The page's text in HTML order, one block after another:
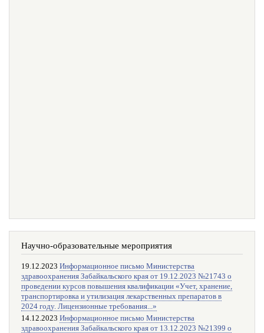
Научно-образовательные мероприятия
19.12.2023 Информационное письмо Министерства
здравоохранения Забайкальского края от 19.12.2023 №21743 о
проведении курсов повышения квалификации «Учет, хранение,
транспортировка и утилизация лекарственных препаратов в
2024 году. Лицензионные требования...»
14.12.2023 Информационное письмо Министерства
здравоохранения Забайкальского края от 13.12.2023 №21399 о